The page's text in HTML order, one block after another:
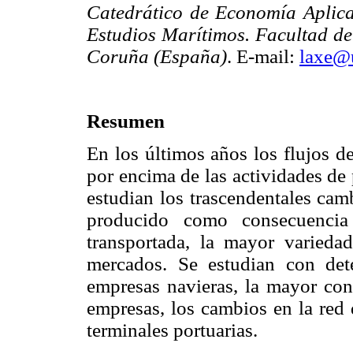
Catedrático de Economía
Estudios Marítimos. Facultad
Coruña (España). E-mail:
Resumen
En los últimos años los flujos
por encima de las actividades
estudian los trascendentales
producido como
transportada, la mayor
mercados. Se estudian con
empresas navieras, la mayor
empresas, los cambios en la
terminales portuarias.